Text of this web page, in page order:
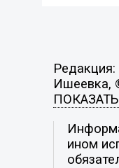
Редакция:
Ишеевка,
ином